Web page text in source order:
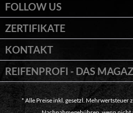
FOLLOW US
ZERTIFIKATE
KONTAKT
REIFENPROFI - DAS
* Alle Preise inkl. gesetzl. Mehrwertsteuer